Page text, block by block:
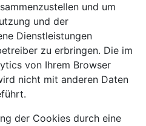
und um
und der
Dienstleistungen
zu erbringen. Die im
von Ihrem Browser
nicht mit anderen Daten
der Cookies durch eine